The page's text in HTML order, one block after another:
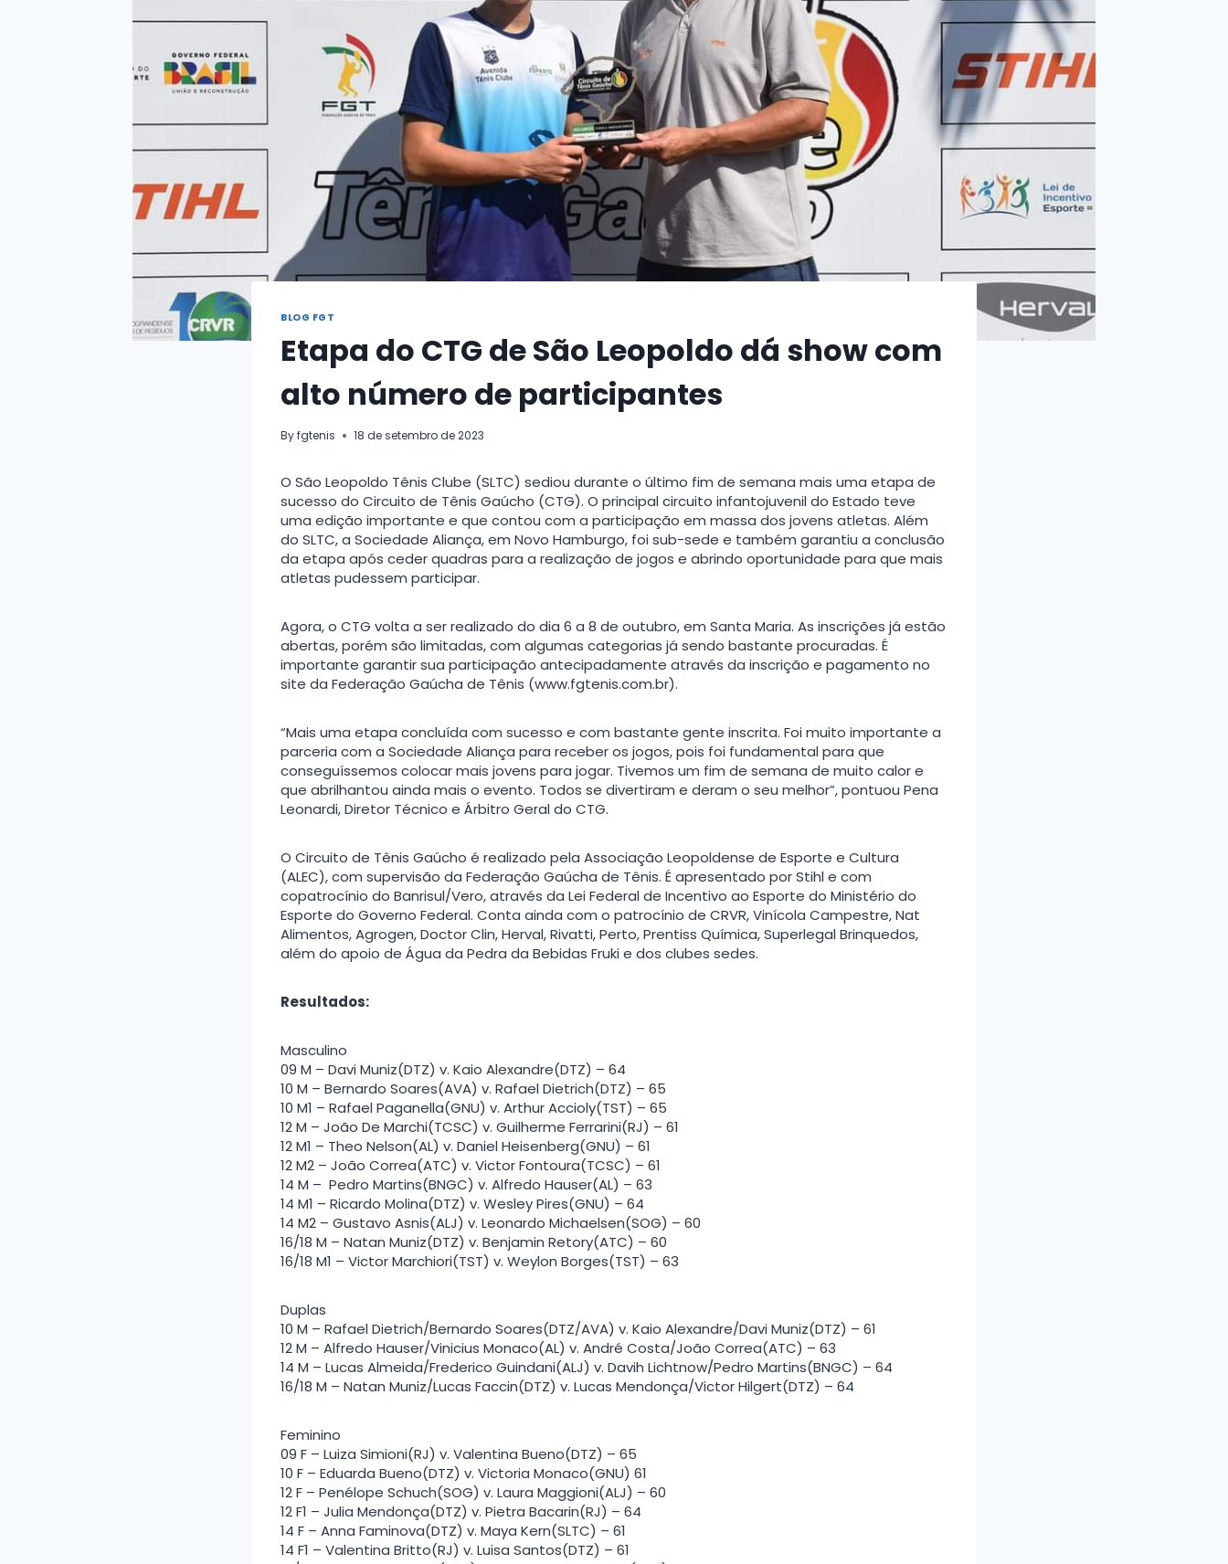
BLOG FGT
Etapa do CTG de São Leopoldo dá show com
alto número de participantes
Byfgtenis 18 de setembro de 2023
O São Leopoldo Tênis Clube (SLTC) sediou durante o último fim de semana mais uma etapa de
sucesso do Circuito de Tênis Gaúcho (CTG). O principal circuito infantojuvenil do Estado teve
uma edição importante e que contou com a participação em massa dos jovens atletas. Além
do SLTC, a Sociedade Aliança, em Novo Hamburgo, foi sub-sede e também garantiu a conclusão
da etapa após ceder quadras para a realização de jogos e abrindo oportunidade para que mais
atletas pudessem participar.
Agora, o CTG volta a ser realizado do dia 6 a 8 de outubro, em Santa Maria. As inscrições já estão
abertas, porém são limitadas, com algumas categorias já sendo bastante procuradas. É
importante garantir sua participação antecipadamente através da inscrição e pagamento no
site da Federação Gaúcha de Tênis (www.fgtenis.com.br).
“Mais uma etapa concluída com sucesso e com bastante gente inscrita. Foi muito importante a
parceria com a Sociedade Aliança para receber os jogos, pois foi fundamental para que
conseguíssemos colocar mais jovens para jogar. Tivemos um fim de semana de muito calor e
que abrilhantou ainda mais o evento. Todos se divertiram e deram o seu melhor”, pontuou Pena
Leonardi, Diretor Técnico e Árbitro Geral do CTG.
O Circuito de Tênis Gaúcho é realizado pela Associação Leopoldense de Esporte e Cultura
(ALEC), com supervisão da Federação Gaúcha de Tênis. É apresentado por Stihl e com
copatrocínio do Banrisul/Vero, através da Lei Federal de Incentivo ao Esporte do Ministério do
Esporte do Governo Federal. Conta ainda com o patrocínio de CRVR, Vinícola Campestre, Nat
Alimentos, Agrogen, Doctor Clin, Herval, Rivatti, Perto, Prentiss Química, Superlegal Brinquedos,
além do apoio de Água da Pedra da Bebidas Fruki e dos clubes sedes.
Resultados:
Masculino
09 M – Davi Muniz(DTZ) v. Kaio Alexandre(DTZ) – 64
10 M – Bernardo Soares(AVA) v. Rafael Dietrich(DTZ) – 65
10 M1 – Rafael Paganella(GNU) v. Arthur Accioly(TST) – 65
12 M – João De Marchi(TCSC) v. Guilherme Ferrarini(RJ) – 61
12 M1 – Theo Nelson(AL) v. Daniel Heisenberg(GNU) – 61
12 M2 – João Correa(ATC) v. Victor Fontoura(TCSC) – 61
14 M – Pedro Martins(BNGC) v. Alfredo Hauser(AL) – 63
14 M1 – Ricardo Molina(DTZ) v. Wesley Pires(GNU) – 64
14 M2 – Gustavo Asnis(ALJ) v. Leonardo Michaelsen(SOG) – 60
16/18 M – Natan Muniz(DTZ) v. Benjamin Retory(ATC) – 60
16/18 M1 – Victor Marchiori(TST) v. Weylon Borges(TST) – 63
Duplas
10 M – Rafael Dietrich/Bernardo Soares(DTZ/AVA) v. Kaio Alexandre/Davi Muniz(DTZ) – 61
12 M – Alfredo Hauser/Vinicius Monaco(AL) v. André Costa/João Correa(ATC) – 63
14 M – Lucas Almeida/Frederico Guindani(ALJ) v. Davih Lichtnow/Pedro Martins(BNGC) – 64
16/18 M – Natan Muniz/Lucas Faccin(DTZ) v. Lucas Mendonça/Victor Hilgert(DTZ) – 64
Feminino
09 F – Luiza Simioni(RJ) v. Valentina Bueno(DTZ) – 65
10 F – Eduarda Bueno(DTZ) v. Victoria Monaco(GNU) 61
12 F – Penélope Schuch(SOG) v. Laura Maggioni(ALJ) – 60
12 F1 – Julia Mendonça(DTZ) v. Pietra Bacarin(RJ) – 64
14 F – Anna Faminova(DTZ) v. Maya Kern(SLTC) – 61
14 F1 – Valentina Britto(RJ) v. Luisa Santos(DTZ) – 61